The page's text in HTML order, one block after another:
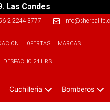
Las Condes
2 2244 3777 | info@sherpalife.cl
OFERTAS MARCAS
DESPACHO 24 HRS
Cuchilleria Bomberos